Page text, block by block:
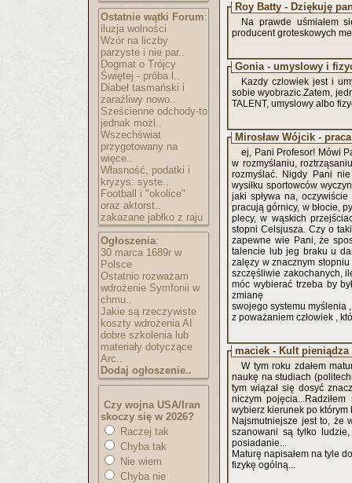
Ostatnie wątki Forum:
iluzja wolności
Wzór na liczby
parzyste i nie par..
Dogmat o Trójcy
Świętej - próba l..
Diabeł tasmański i
zaraźliwy nowo..
Sześcienne odchody-to
jednak możl..
Wszechświat
przygotowany na
więce..
Własność, podatki i
kryzys: syste..
Football i "okolice"
oraz aktorst..
zakazane jabłko z raju
Ogłoszenia:
30 marca 1689r w
Polsce
Ostatnio rozważam
wdrożenie Symfonii w
chmu..
Jakie są rzeczywiste
koszty wdrożenia AI
dobre szkolenia lub
materiały dotyczące
Arc..
Dodaj ogłoszenie..
Czy wojna USA/Iran
skoczy się w 2026?
Raczej tak
Chyba tak
Nie wiem
Chyba nie
Roy Batty - Dziękuję
Na prawde uśmiałem
producent groteskowych
Gonia - umyslowy i
Kazdy czlowiek jest i
sobie wyobrazic.Zatem,
TALENT, umyslowy albo
Mirosław Wójcik -
ej, Pani Profesor! Mówi
w rozmyślaniu,
rozmyślać. Nigdy Pani
wysiłku sportowców
jaki spływa na,
pracują górnicy, w błocie,
plecy, w wąskich przejściach i niskich pokładach, dźwigając ciężary w temperaturze powyżej 30
stopni Celsjusza. Czy o
zapewne wie Pani, że
talencie lub jeg braku u
zalęzy w znacznym stopniu od miłości czy ją otrzymał
szczęśliwie zakochanych,
móc wybierać trzeba by
zmianę
swojego systemu myślenia
z poważaniem człowiek ,
maciek - Kult pieniądza
W tym roku zdałem
naukę na studiach
tym wiązał się dosyć
niczym
wybierz kierunek po którym
Najsmutniejsze jest to, że
szanowani są tylko
posiadanie...
Maturę napisałem na tyle
fizykę ogólną...